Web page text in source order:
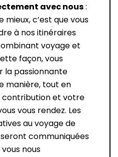
avec nous:
mieux, c’est que vous
à nos itinéraires
voyage et
façon, vous
la passionnante
manière, tout en
et votre
vous rendez. Les
au voyage de
communiquées
nous